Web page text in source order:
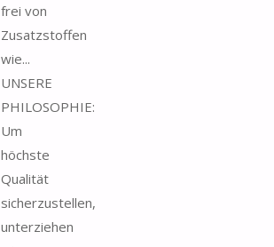
frei von
Zusatzstoffen
wie...
UNSERE
PHILOSOPHIE:
Um
höchste
Qualität
sicherzustellen,
unterziehen